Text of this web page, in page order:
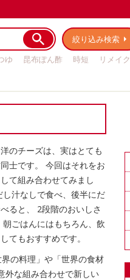
絞り込み検索
ゆ 昆布ぽん酢 時短
リメイク
のチーズは、実はとても
士です。 今回はそれをお
て組み合わせてみまし
し汁なしで食べ、後半にだ
ると、 2段階のおいしさ
ごはんにはもちろん、飲
てもおすすめです。
の料理」や「世界の食材
外な組み合わせで新しい